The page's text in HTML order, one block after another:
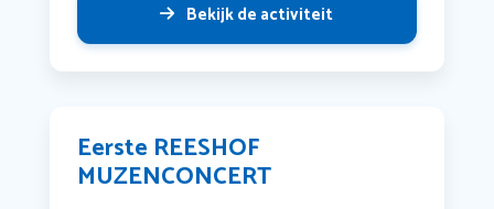
Bekijk de activiteit
Eerste REESHOF
MUZENCONCERT